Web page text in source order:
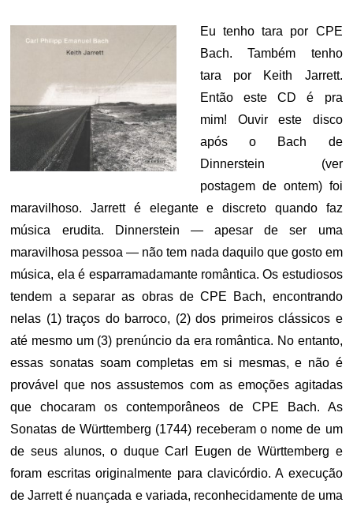
Eu tenho tara por CPE
Bach. Também tenho
tara por Keith Jarrett.
Então este CD é pra
mim! Ouvir este disco
após o Bach de
Dinnerstein (ver
postagem de ontem) foi
maravilhoso. Jarrett é elegante e discreto quando faz
música erudita. Dinnerstein — apesar de ser uma
maravilhosa pessoa — não tem nada daquilo que gosto em
música, ela é esparramadamante romântica. Os estudiosos
tendem a separar as obras de CPE Bach, encontrando
nelas (1) traços do barroco, (2) dos primeiros clássicos e
até mesmo um (3) prenúncio da era romântica. No entanto,
essas sonatas soam completas em si mesmas, e não é
provável que nos assustemos com as emoções agitadas
que chocaram os contemporâneos de CPE Bach. As
Sonatas de Württemberg (1744) receberam o nome de um
de seus alunos, o duque Carl Eugen de Württemberg e
foram escritas originalmente para clavicórdio. A execução
de Jarrett é nuançada e variada, reconhecidamente de uma